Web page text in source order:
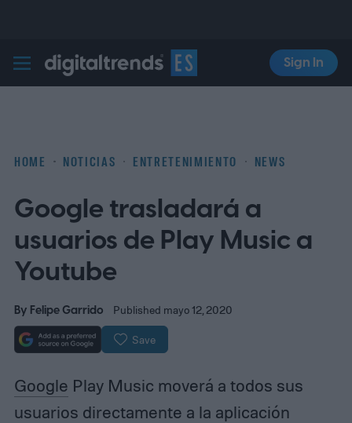
Digital Trends Español
Sign In
HOME NOTICIAS ENTRETENIMIENTO NEWS
Google trasladará a
usuarios de Play Music a
Youtube
By Felipe Garrido Published mayo 12, 2020
Save
Google Play Music moverá a todos sus
usuarios directamente a la aplicación